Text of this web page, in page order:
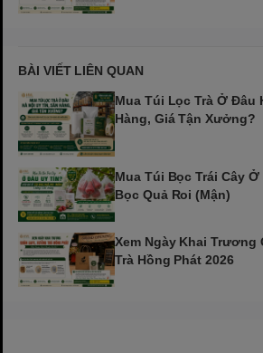
BÀI VIẾT LIÊN QUAN
Mua Túi Lọc Trà Ở Đâu
Hàng, Giá Tận Xưởng?
Mua Túi Bọc Trái Cây
Bọc Quả Roi (Mận)
Xem Ngày Khai Trương
Trà Hồng Phát 2026